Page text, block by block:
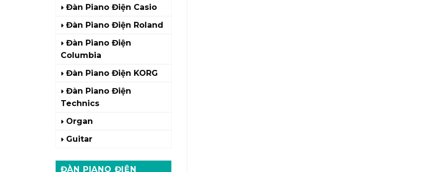
Đàn Piano Điện Casio
Đàn Piano Điện Roland
Đàn Piano Điện
Columbia
Đàn Piano Điện KORG
Đàn Piano Điện
Technics
Organ
Guitar
ĐÀN PIANO ĐIỆN